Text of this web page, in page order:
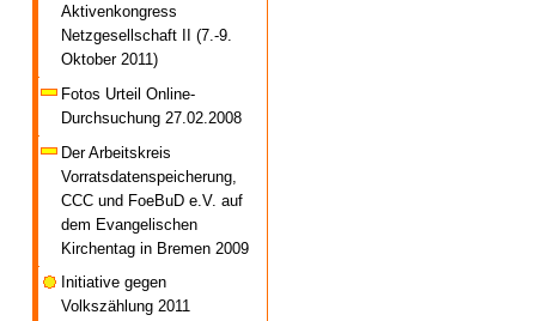
Aktivenkongress
Netzgesellschaft II (7.-9.
Oktober 2011)
Fotos Urteil Online-
Durchsuchung 27.02.2008
Der Arbeitskreis
Vorratsdatenspeicherung,
CCC und FoeBuD e.V. auf
dem Evangelischen
Kirchentag in Bremen 2009
Initiative gegen
Volkszählung 2011